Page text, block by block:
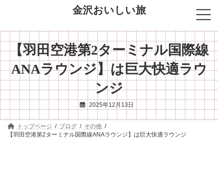
ン
プ
ー
動
金沢おいしい旅
【羽田空港第2ターミナル国際線
ANAラウンジ】は巨大快適ラウ
ンジ
2025年12月13日
トップページ ブログ
その他
【羽田空港第2ターミナル国際線ANAラウンジ】は巨大快適ラウンジ